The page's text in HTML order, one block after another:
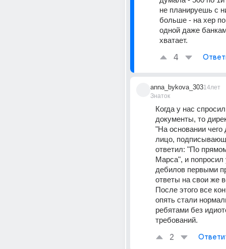
не планируешь с
больше - на хер
одной даже
хватает.
4
anna_bykova_303
Знаток
14лет
Когда у нас
документы, то
"На основании чего
лицо,
ответил: "По
Марса", и попросил
дебилов первыми
ответы на свои же
После этого все
опять стали
ребятами без
требований.
2